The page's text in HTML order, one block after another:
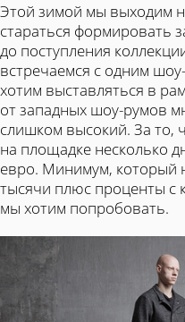
Этой зимой мы выходим
стараться формировать
до поступления
встречаемся с одним
хотим выставляться в
от западных шоу-румов
слишком высокий. За то,
на площадке несколько
евро. Минимум, который
тысячи плюс проценты с
мы хотим попробовать.